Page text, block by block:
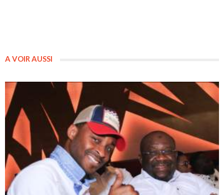
A VOIR AUSSI